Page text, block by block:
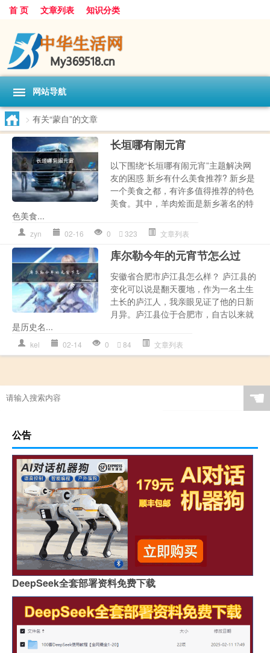
首 页 文章列表 知识分类
网站导航
> 有关“蒙自”的文章
长垣哪有闹元宵
以下围绕“长垣哪有闹元宵”主题解决网
友的困惑 新乡有什么美食推荐? 新乡是
一个美食之都，有许多值得推荐的特色
美食。其中，羊肉烩面是新乡著名的特
色美食...
zyn 02-16 0 323 文章列表
库尔勒今年的元宵节怎么过
安徽省合肥市庐江县怎么样？ 庐江县的
变化可以说是翻天覆地，作为一名土生
土长的庐江人，我亲眼见证了他的日新
月异。庐江县位于合肥市，自古以来就
是历史名...
kel 02-14 0 84 文章列表
☚
公告
DeepSeek全套部署资料免费下载